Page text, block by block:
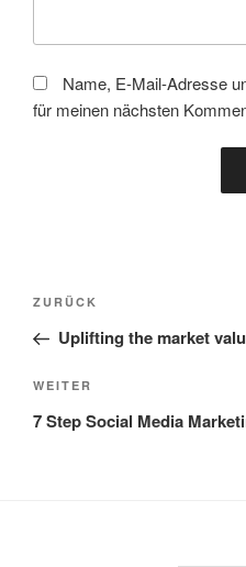
Name, E-Mail-Adresse
für meinen nächsten
Beitragsnavigation
Vorheriger
Beitrag
ZURÜCK
Uplifting the market
Nächster
Beitrag
WEITER
7 Step Social Media